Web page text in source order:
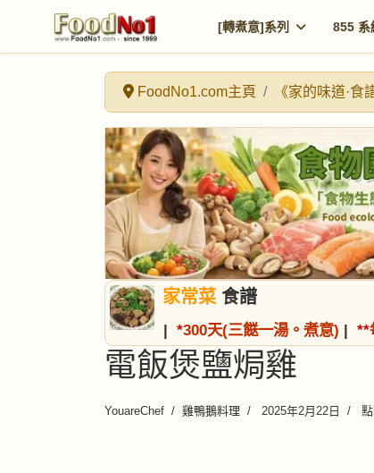
[轉煮意]系列 855 系
FoodNo1.com主頁 《家的味道·食
家常菜 食譜
| *300天(三餸一湯。煮意) | **
電飯煲鹽焗雞
YouareChef 雞鴨鵝料理 2025年2月22日